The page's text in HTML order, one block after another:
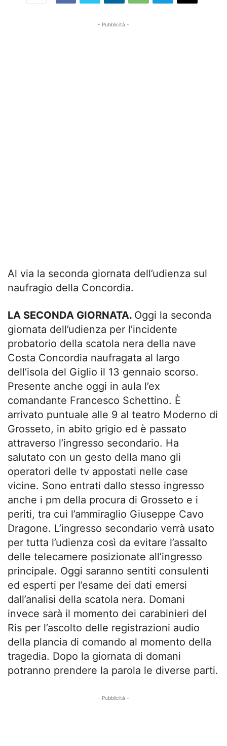
- Pubblicità -
Al via la seconda giornata dell’udienza sul
naufragio della Concordia.
LA SECONDA GIORNATA. Oggi la seconda
giornata dell’udienza per l’incidente
probatorio della scatola nera della nave
Costa Concordia naufragata al largo
dell’isola del Giglio il 13 gennaio scorso.
Presente anche oggi in aula l’ex
comandante Francesco Schettino. È
arrivato puntuale alle 9 al teatro Moderno di
Grosseto, in abito grigio ed è passato
attraverso l’ingresso secondario. Ha
salutato con un gesto della mano gli
operatori delle tv appostati nelle case
vicine. Sono entrati dallo stesso ingresso
anche i pm della procura di Grosseto e i
periti, tra cui l’ammiraglio Giuseppe Cavo
Dragone. L’ingresso secondario verrà usato
per tutta l’udienza così da evitare l’assalto
delle telecamere posizionate all’ingresso
principale. Oggi saranno sentiti consulenti
ed esperti per l’esame dei dati emersi
dall’analisi della scatola nera. Domani
invece sarà il momento dei carabinieri del
Ris per l’ascolto delle registrazioni audio
della plancia di comando al momento della
tragedia. Dopo la giornata di domani
potranno prendere la parola le diverse parti.
- Pubblicità -